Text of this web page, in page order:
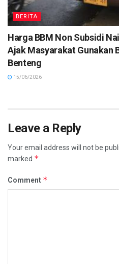
BERITA
Harga BBM Non Subsidi
Ajak Masyarakat Gunakan
Benteng
15/06/2026
Leave a Reply
Your email address will not be
marked *
Comment *